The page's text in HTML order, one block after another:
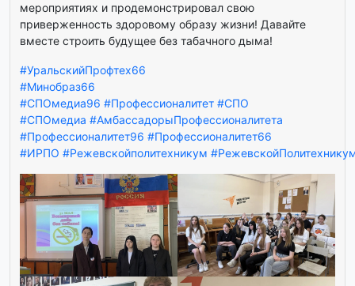
мероприятиях и продемонстрировал свою
приверженность здоровому образу жизни! Давайте
вместе строить будущее без табачного дыма!
#УральскийПрофтех66
#Минобраз66
#СПОмедиа96 #Профессионалитет #СПО
#СПОмедиа #АмбассадорыПрофессионалитета
#Профессионалитет96 #Профессионалитет66
#ИРПО #Режевскойполитехникум